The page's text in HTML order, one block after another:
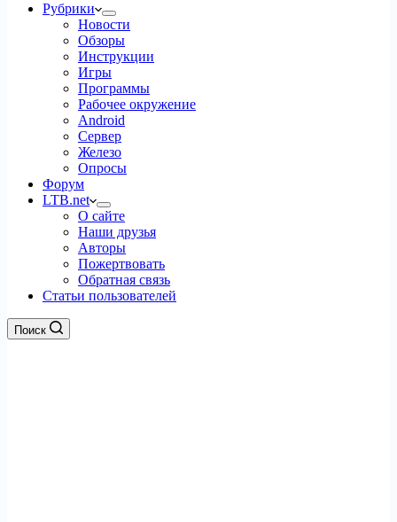
Рубрики
Новости
Обзоры
Инструкции
Игры
Программы
Рабочее окружение
Android
Сервер
Железо
Опросы
Форум
LTB.net
О сайте
Наши друзья
Авторы
Пожертвовать
Обратная связь
Статьи пользователей
Поиск